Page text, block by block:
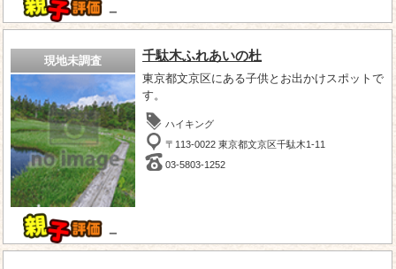
－
現地未調査
－
千駄木ふれあいの杜
東京都文京区にある子供とお出かけスポットで
す。
ハイキング
〒113-0022 東京都文京区千駄木1-11
03-5803-1252